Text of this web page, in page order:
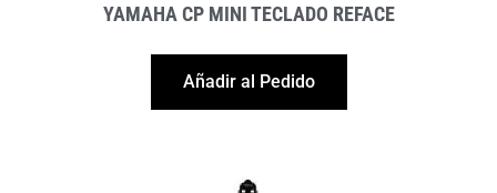
YAMAHA CP MINI TECLADO REFACE
Añadir al Pedido